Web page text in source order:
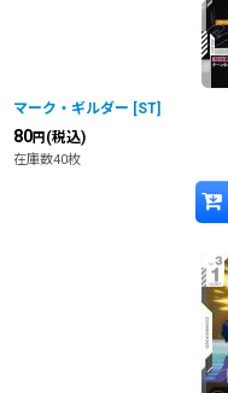
マーク・ギルダー [ST]
80円 (税込)
在庫数40枚